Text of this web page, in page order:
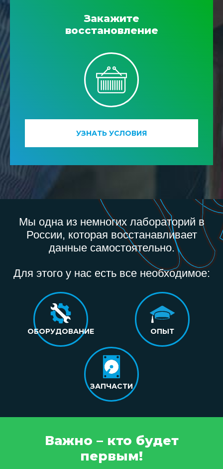
Закажите
восстановление
УЗНАТЬ УСЛОВИЯ
Мы одна из немногих лабораторий в
России, которая восстанавливает
данные самостоятельно.
Для этого у нас есть все необходимое:
ОБОРУДОВАНИЕ ОПЫТ
ЗАПЧАСТИ
Важно – кто будет
первым!